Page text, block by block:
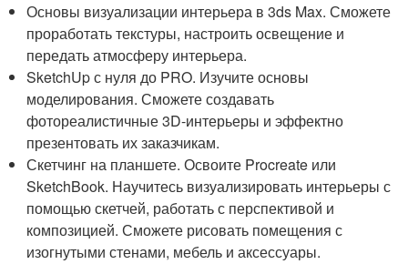
Основы визуализации интерьера в 3ds Max. Сможете
проработать текстуры, настроить освещение и
передать атмосферу интерьера.
SketchUp с нуля до PRO. Изучите основы
моделирования. Сможете создавать
фотореалистичные 3D-интерьеры и эффектно
презентовать их заказчикам.
Скетчинг на планшете. Освоите Procreate или
SketchBook. Научитесь визуализировать интерьеры с
помощью скетчей, работать с перспективой и
композицией. Сможете рисовать помещения с
изогнутыми стенами, мебель и аксессуары.